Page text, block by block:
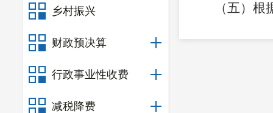
乡村振兴
财政预决算
行政事业性收费
减税降费
（五）